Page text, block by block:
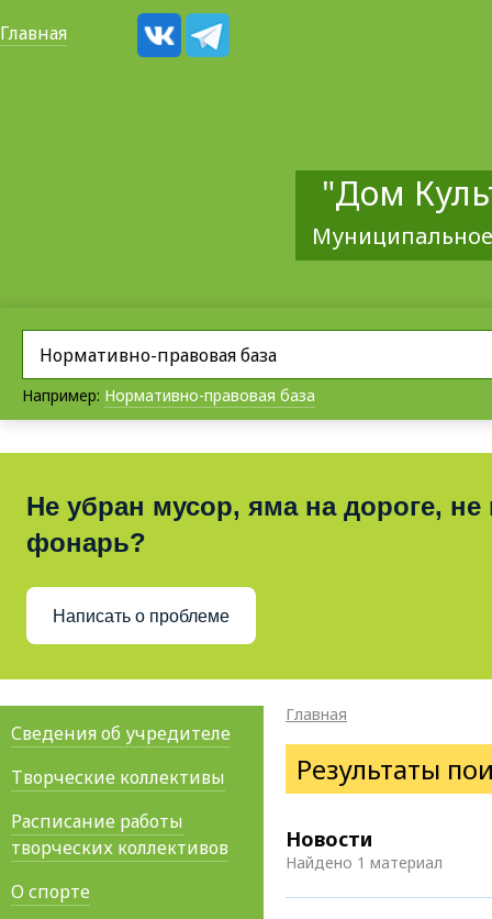
Главная
"Дом
Например: Нормативно-правовая база
Не убран мусор, яма на дороге, не
фонарь?
Написать о проблеме
Главная
Результаты
Новости
Найдено 1 материал
Сведения об учредителе
Творческие коллективы
Расписание работы
творческих коллективов
О спорте